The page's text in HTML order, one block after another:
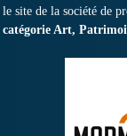
site de la société de
catégorie Art,